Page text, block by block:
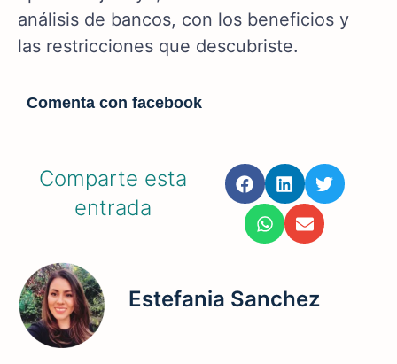
análisis de bancos, con los beneficios y
las restricciones que descubriste.
Comenta con facebook
Comparte esta
entrada
Estefania Sanchez